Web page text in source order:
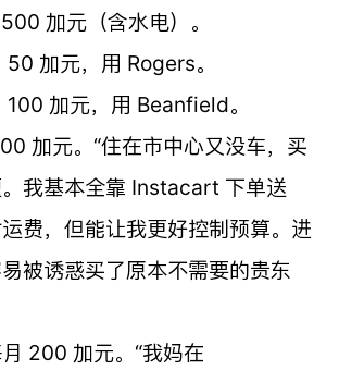
加元（含水电）。
50 加元，用 Rogers。
100 加元，用 Beanfield。
加元。“住在市中心又没车，买
我基本全靠 Instacart 下单送
费，但能让我更好控制预算。进
被诱惑买了原本不需要的贵东
200 加元。“我妈在